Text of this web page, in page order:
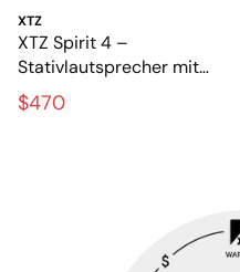
XTZ
XTZ Spirit 4 –
Stativlautsprecher mit
vollem und dynamischem
Klang
$470